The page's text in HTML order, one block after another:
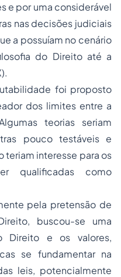
e por uma considerável
nas decisões judiciais
a possuíam no cenário
do Direito até a
foi proposto
dos limites entre a
teorias seriam
pouco testáveis e
teriam interesse para os
qualificadas como
pela pretensão de
buscou-se uma
Direito e os valores,
se fundamentar na
leis, potencialmente